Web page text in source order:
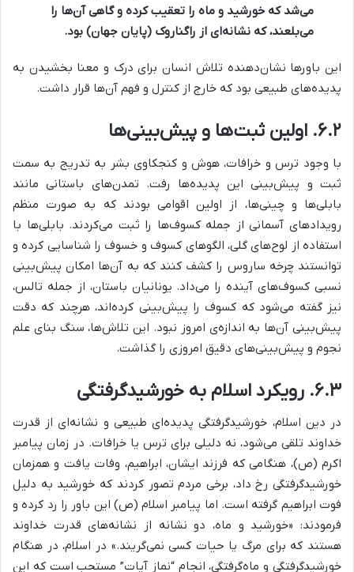
می‌شد که خورشید و ماه را تعقیب کرده و گاهی آن‌ها را
می‌بلعند، که نشانه‌ای از راگناروک (پایان جهان) بود.
این باورها نشان‌دهنده تلاش انسان برای درک و معنا بخشیدن به
پدیده‌های طبیعی بود که خارج از کنترل و فهم آن‌ها قرار داشت.
۶.۲. اولین ثبت‌ها و پیش‌بینی‌ها
با وجود ترس و خرافات، هوش و کنجکاوی بشر به تدریج به سمت
ثبت و پیش‌بینی این پدیده‌ها رفت. تمدن‌های باستانی مانند
بابلی‌ها و چینی‌ها، از اولین اقوامی بودند که به صورت منظم
رویدادهای آسمانی از جمله کسوف‌ها را ثبت می‌کردند. بابلی‌ها با
استفاده از لوح‌های گلی، الگوهای کسوف و خسوف را شناسایی کرده و
توانستند چرخه ساروس را کشف کنند که به آن‌ها امکان پیش‌بینی
نسبی کسوف‌های آینده را می‌داد. یونانیان باستان، از جمله تالس،
نیز گفته می‌شود که کسوف را پیش‌بینی کرده‌اند، هرچند که دقت
پیش‌بینی آن‌ها به اندازه‌ی امروز نبود. این تلاش‌ها، سنگ بنای علم
نجوم و پیش‌بینی‌های دقیق امروزی را گذاشت.
۶.۳. رویکرد اسلام به خورشیدگرفتگی
در دین اسلام، خورشیدگرفتگی پدیده‌ای طبیعی و نشانه‌ای از قدرت
خداوند تلقی می‌شود، نه دلیلی برای ترس یا خرافات. در زمان پیامبر
اکرم (ص)، هنگامی که فرزند ایشان، ابراهیم، وفات یافت و همزمان
خورشیدگرفتگی رخ داد، برخی مردم تصور کردند که خورشید به دلیل
فوت ابراهیم گرفته است. اما پیامبر اسلام (ص) این باور را رد کرده و
فرمودند: «خورشید و ماه، دو نشانه از نشانه‌های قدرت خداوند
هستند که برای مرگ یا حیات کسی نمی‌گریند.» در اسلام، در هنگام
خورشیدگرفتگی و ماه‌گرفتگی، انجام “نماز آیات” مستحب است که این